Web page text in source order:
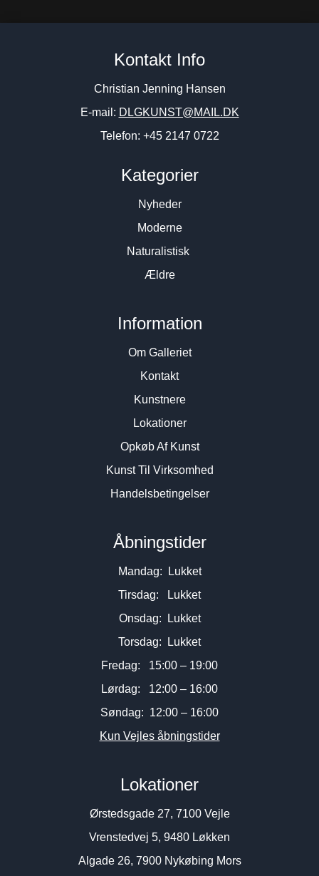
Kontakt Info
Christian Jenning Hansen
E-mail: DLGKUNST@MAIL.DK
Telefon: +45 2147 0722
Kategorier
Nyheder
Moderne
Naturalistisk
Ældre
Information
Om Galleriet
Kontakt
Kunstnere
Lokationer
Opkøb Af Kunst
Kunst Til Virksomhed
Handelsbetingelser
Åbningstider
Mandag: Lukket
Tirsdag: Lukket
Onsdag: Lukket
Torsdag: Lukket
Fredag: 15:00 – 19:00
Lørdag: 12:00 – 16:00
Søndag: 12:00 – 16:00
Kun Vejles åbningstider
Lokationer
Ørstedsgade 27, 7100 Vejle
Vrenstedvej 5, 9480 Løkken
Algade 26, 7900 Nykøbing Mors